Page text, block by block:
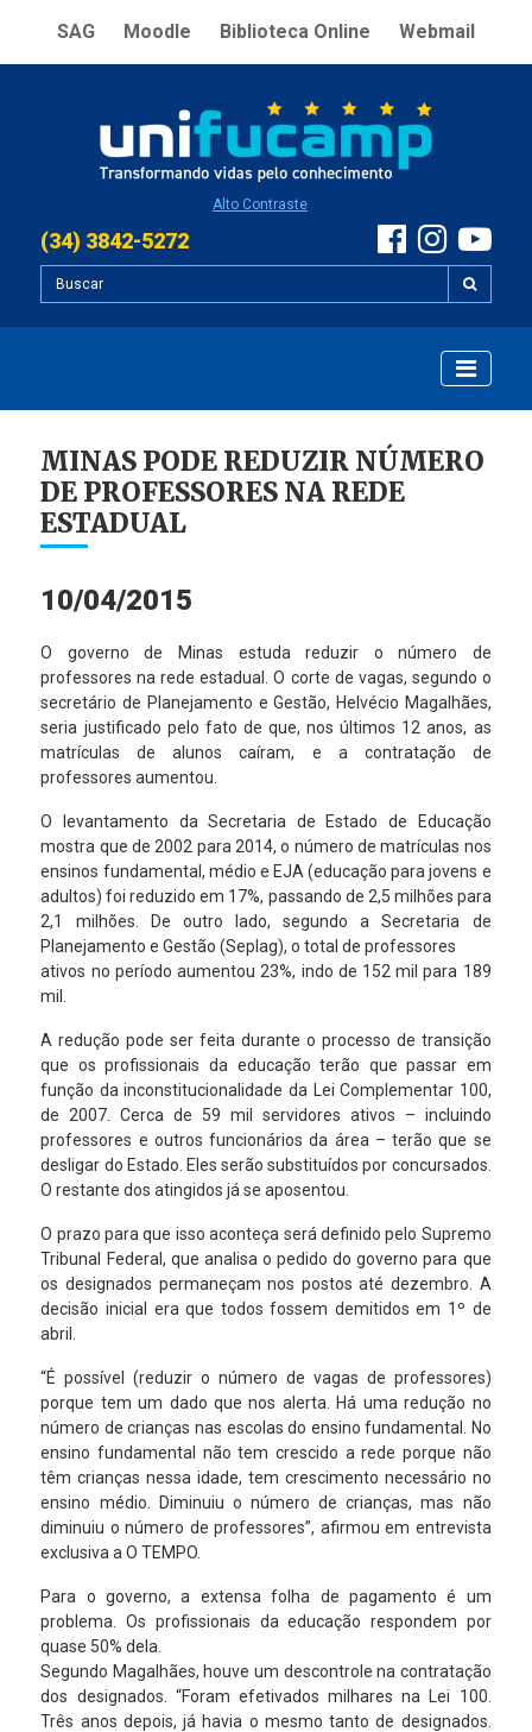
SAG Moodle Biblioteca Online Webmail
Alto Contraste
(34) 3842-5272
MINAS PODE REDUZIR NÚMERO
DE PROFESSORES NA REDE
ESTADUAL
10/04/2015
O governo de Minas estuda reduzir o número de
professores na rede estadual. O corte de vagas, segundo o
secretário de Planejamento e Gestão, Helvécio Magalhães,
seria justificado pelo fato de que, nos últimos 12 anos, as
matrículas de alunos caíram, e a contratação de
professores aumentou.
O levantamento da Secretaria de Estado de Educação
mostra que de 2002 para 2014, o número de matrículas nos
ensinos fundamental, médio e EJA (educação para jovens e
adultos) foi reduzido em 17%, passando de 2,5 milhões para
2,1 milhões. De outro lado, segundo a Secretaria de
Planejamento e Gestão (Seplag), o total de professores
ativos no período aumentou 23%, indo de 152 mil para 189
mil.
A redução pode ser feita durante o processo de transição
que os profissionais da educação terão que passar em
função da inconstitucionalidade da Lei Complementar 100,
de 2007. Cerca de 59 mil servidores ativos – incluindo
professores e outros funcionários da área – terão que se
desligar do Estado. Eles serão substituídos por concursados.
O restante dos atingidos já se aposentou.
O prazo para que isso aconteça será definido pelo Supremo
Tribunal Federal, que analisa o pedido do governo para que
os designados permaneçam nos postos até dezembro. A
decisão inicial era que todos fossem demitidos em 1º de
abril.
“É possível (reduzir o número de vagas de professores)
porque tem um dado que nos alerta. Há uma redução no
número de crianças nas escolas do ensino fundamental. No
ensino fundamental não tem crescido a rede porque não
têm crianças nessa idade, tem crescimento necessário no
ensino médio. Diminuiu o número de crianças, mas não
diminuiu o número de professores”, afirmou em entrevista
exclusiva a O TEMPO.
Para o governo, a extensa folha de pagamento é um
problema. Os profissionais da educação respondem por
quase 50% dela.
Segundo Magalhães, houve um descontrole na contratação
dos designados. “Foram efetivados milhares na Lei 100.
Três anos depois, já havia o mesmo tanto de designados.